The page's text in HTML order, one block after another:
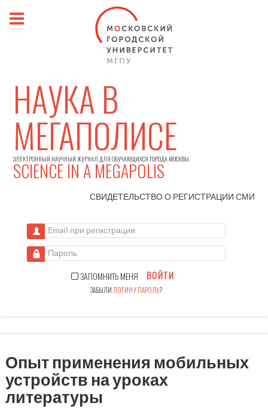
НАУКА В
МЕГАПОЛИСЕ
ЭЛЕКТРОННЫЙ НАУЧНЫЙ ЖУРНАЛ ДЛЯ ОБУЧАЮЩИХСЯ ГОРОДА МОСКВЫ
SCIENCE IN A MEGAPOLIS
СВИДЕТЕЛЬСТВО О РЕГИСТРАЦИИСМИ
Email при регистрации
Пароль
ЗАПОМНИТЬ МЕНЯ ВОЙТИ
ЗАБЫЛИ ЛОГИН/ПАРОЛЬ?
Опыт применения мобильных
устройств на уроках
литературы